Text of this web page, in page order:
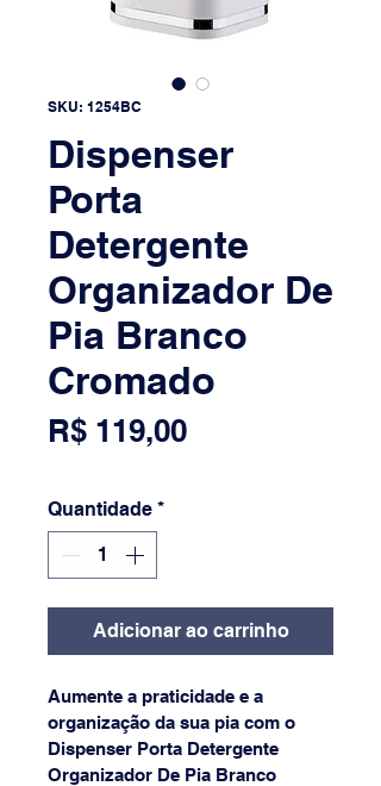
SKU: 1254BC
Dispenser
Porta
Detergente
Organizador De
Pia Branco
Cromado
R$ 119,00Preço
Quantidade *
Adicionar ao carrinho
Aumente a praticidade e a
organização da sua pia com o
Dispenser Porta Detergente
Organizador De Pia Branco